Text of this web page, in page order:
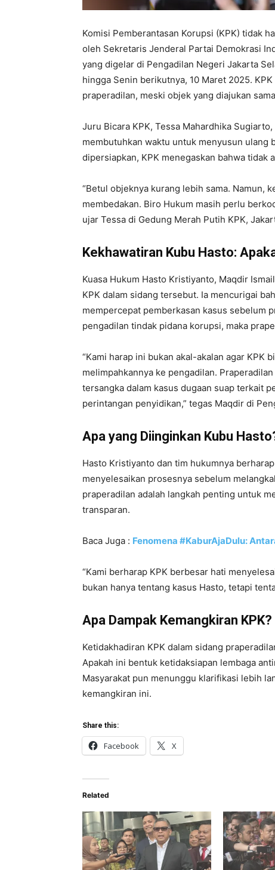
Komisi Pemberantasan Korupsi (KPK) tidak
oleh Sekretaris Jenderal Partai Demokrasi
yang digelar di Pengadilan Negeri Jakarta
hingga Senin berikutnya, 10 Maret 2025.
praperadilan, meski objek yang diajukan
Juru Bicara KPK, Tessa Mahardhika
membutuhkan waktu untuk menyusun ulang
dipersiapkan, KPK menegaskan bahwa tidak
“Betul objeknya kurang lebih sama. Namun,
membedakan. Biro Hukum masih perlu
ujar Tessa di Gedung Merah Putih KPK,
Kekhawatiran Kubu Hasto:
Kuasa Hukum Hasto Kristiyanto, Maqdir
KPK dalam sidang tersebut. Ia mencurigai
mempercepat pemberkasan kasus sebelum
pengadilan tindak pidana korupsi, maka
“Kami harap ini bukan akal-akalan agar KPK
melimpahkannya ke pengadilan.
tersangka dalam kasus dugaan suap terkait
perintangan penyidikan,” tegas Maqdir di
Apa yang Diinginkan Kubu
Hasto Kristiyanto dan tim hukumnya
menyelesaikan prosesnya sebelum
praperadilan adalah langkah penting untuk
transparan.
Baca Juga : Fenomena #KaburAjaDulu:
“Kami berharap KPK berbesar hati
bukan hanya tentang kasus Hasto, tetapi
Apa Dampak Kemangkiran KPK?
Ketidakhadiran KPK dalam sidang
Apakah ini bentuk ketidaksiapan lembaga
Masyarakat pun menunggu klarifikasi lebih
kemangkiran ini.
Share this:
Facebook X
Related